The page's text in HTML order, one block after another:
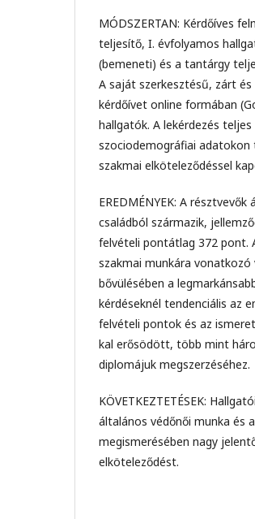
MÓDSZERTAN: Kérdőíves
teljesítő, I. évfolyamos
(bemeneti) és a tantárgy
A saját szerkesztésű, zárt
kérdőívet online formában
hallgatók. A lekérdezés
szociodemográfiai adatokon
szakmai elköteleződéssel
EREDMÉNYEK: A
családból származik,
felvételi pontátlag 372 pont.
szakmai munkára
bővülésében a
kérdéseknél tendenciális az
felvételi pontok és az
kal erősödött, több mint
diplomájuk megszerzéséhez.
KÖVETKEZTETÉSEK:
általános védőnői munka és
megismerésében nagy
elköteleződést.